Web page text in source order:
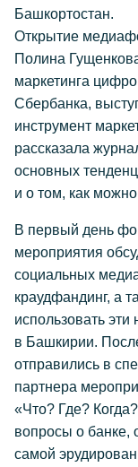
Башкортостан.
Открытие
Полина
маркетинга
Сбербанка,
инструмент
рассказала
основных
и о том, как
В первый день
мероприятия
социальных
краудфандинг, а
использовать
в Башкирии.
отправились в
партнера
«Что? Где?
вопросы о банке,
самой